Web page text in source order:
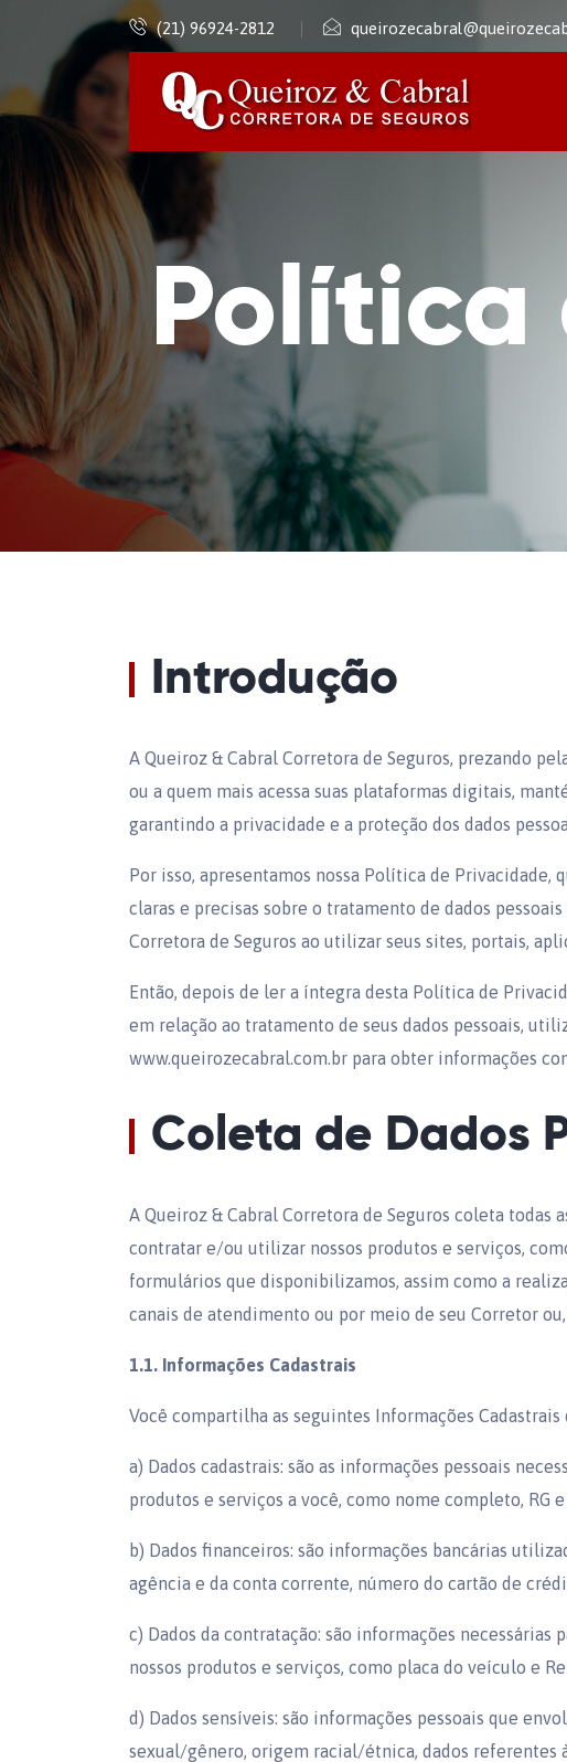
(21) 96924-2812
Política
Introdução
A Queiroz & Cabral Corretora de Seguros, prezando
ou a quem mais acessa suas plataformas digitais,
garantindo a privacidade e a proteção dos dados
Por isso, apresentamos nossa Política de
claras e precisas sobre o tratamento de dados
Corretora de Seguros ao utilizar seus sites, portais,
Então, depois de ler a íntegra desta Política de
em relação ao tratamento de seus dados pessoais,
www.queirozecabral.com.br para obter informações
Coleta de Dados
A Queiroz & Cabral Corretora de Seguros coleta todas
contratar e/ou utilizar nossos produtos e serviços,
formulários que disponibilizamos, assim como a
canais de atendimento ou por meio de seu Corretor
1.1. Informações Cadastrais
Você compartilha as seguintes Informações
a) Dados cadastrais: são as informações pessoais
produtos e serviços a você, como nome completo, RG
b) Dados financeiros: são informações bancárias
agência e da conta corrente, número do cartão de
c) Dados da contratação: são informações necessárias
nossos produtos e serviços, como placa do veículo e
d) Dados sensíveis: são informações pessoais que
sexual/gênero, origem racial/étnica, dados referentes